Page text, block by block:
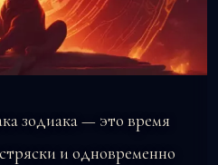
зодиака — это время
и одновременно